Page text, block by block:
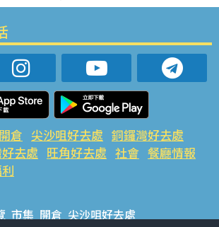
開倉 尖沙咀好去處 銅鑼灣好去處
去處 旺角好去處 社會 餐廳情報
市集 開倉 尖沙咀好去處